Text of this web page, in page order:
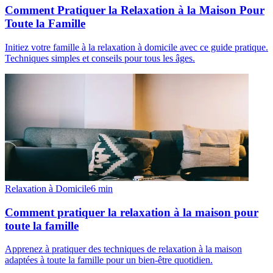
Comment Pratiquer la Relaxation à la Maison Pour
Toute la Famille
Initiez votre famille à la relaxation à domicile avec ce guide pratique.
Techniques simples et conseils pour tous les âges.
Relaxation à Domicile6 min
Comment pratiquer la relaxation à la maison pour
toute la famille
Apprenez à pratiquer des techniques de relaxation à la maison
adaptées à toute la famille pour un bien-être quotidien.